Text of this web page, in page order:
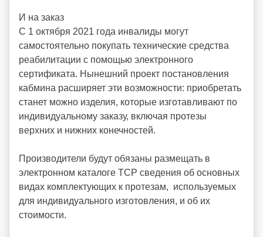
И на заказ
С 1 октября 2021 года инвалиды могут
самостоятельно покупать технические средства
реабилитации с помощью электронного
сертификата. Нынешний проект постановления
кабмина расширяет эти возможности: приобретать
станет можно изделия, которые изготавливают по
индивидуальному заказу, включая протезы
верхних и нижних конечностей.
Производители будут обязаны размещать в
электронном каталоге ТСР сведения об основных
видах комплектующих к протезам, используемых
для индивидуального изготовления, и об их
стоимости.